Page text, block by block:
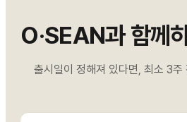
O·SEAN과 함께
출시일이 정해져 있다면, 최소 3주